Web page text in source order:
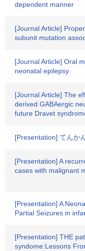
dependent manner
[Journal Article]
subunit mutation
[Journal Article] Oral
neonatal epilepsy.
[Journal Article] The
derived GABAergic
future Dravet
[Presentation] てんか
[Presentation] A
cases with malignant
[Presentation] A
Partial Seizures in
[Presentation] THE
syndome:Lessons